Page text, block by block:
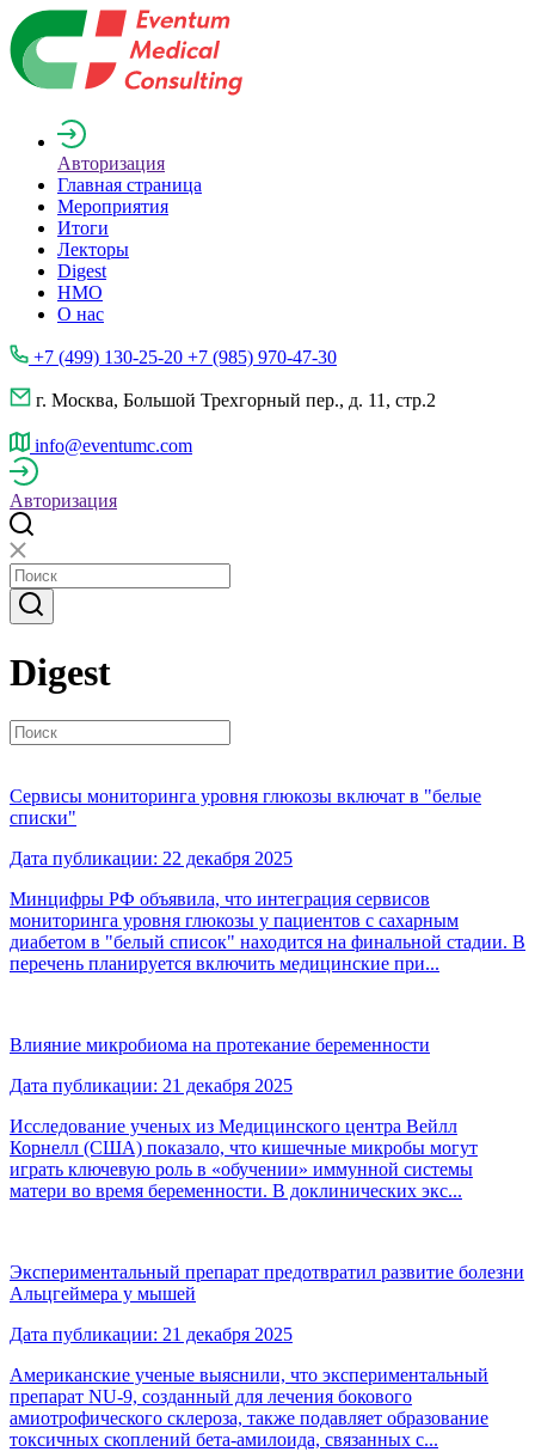
Авторизация
Главная страница
Мероприятия
Итоги
Лекторы
Digest
НМО
О нас
+7 (499) 130-25-20 +7 (985) 970-47-30
г. Москва, Большой Трехгорный пер., д. 11, стр.2
info@eventumc.com
Авторизация
Digest
Сервисы мониторинга уровня глюкозы включат в "белые
списки"
Дата публикации: 22 декабря 2025
Минцифры РФ объявила, что интеграция сервисов
мониторинга уровня глюкозы у пациентов с сахарным
диабетом в "белый список" находится на финальной стадии. В
перечень планируется включить медицинские при...
Влияние микробиома на протекание беременности
Дата публикации: 21 декабря 2025
Исследование ученых из Медицинского центра Вейлл
Корнелл (США) показало, что кишечные микробы могут
играть ключевую роль в «обучении» иммунной системы
матери во время беременности. В доклинических экс...
Экспериментальный препарат предотвратил развитие болезни
Альцгеймера у мышей
Дата публикации: 21 декабря 2025
Американские ученые выяснили, что экспериментальный
препарат NU-9, созданный для лечения бокового
амиотрофического склероза, также подавляет образование
токсичных скоплений бета-амилоида, связанных с...